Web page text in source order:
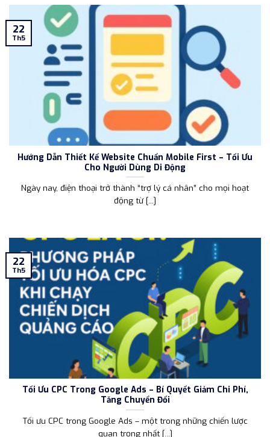
Hướng Dẫn Thiết Kế Website Chuẩn Mobile First – Tối Ưu
Cho Người Dùng Di Động
Ngày nay, điện thoại trở thành “trợ lý cá nhân” cho mọi hoạt
động từ [...]
22
Th5
Tối Ưu CPC Trong Google Ads – Bí Quyết Giảm Chi Phí,
Tăng Chuyển Đổi
Tối ưu CPC trong Google Ads – một trong những chiến lược
quan trọng nhất [...]
22
Th5